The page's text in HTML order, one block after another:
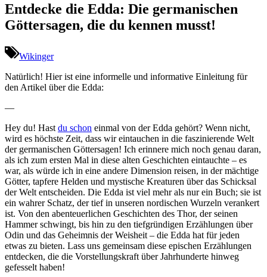
Entdecke die Edda: Die germanischen
Göttersagen, die du kennen musst!
Wikinger
Natürlich! Hier ist eine informelle und informative Einleitung für
den Artikel über die Edda:
—
Hey du! Hast du schon einmal von der Edda gehört? Wenn nicht,
wird es höchste Zeit, dass wir eintauchen in die faszinierende Welt
der germanischen Göttersagen! Ich erinnere mich noch genau daran,
als ich zum ersten Mal in diese alten Geschichten eintauchte – es
war, als würde ich in eine andere Dimension reisen, in der mächtige
Götter, tapfere Helden und mystische Kreaturen über das Schicksal
der Welt entscheiden. Die Edda ist viel mehr als nur ein Buch; sie ist
ein wahrer Schatz, der tief in unseren nordischen Wurzeln verankert
ist. Von den abenteuerlichen Geschichten des Thor, der seinen
Hammer schwingt, bis hin zu den tiefgründigen Erzählungen über
Odin und das Geheimnis der Weisheit – die Edda hat für jeden
etwas zu bieten. Lass uns gemeinsam diese epischen Erzählungen
entdecken, die die Vorstellungskraft über Jahrhunderte hinweg
gefesselt haben!